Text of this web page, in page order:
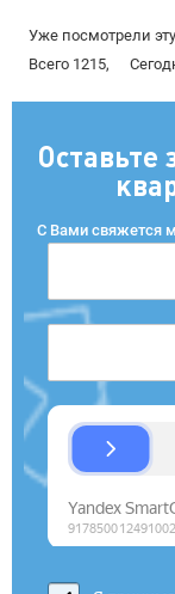
Уже посмотрели
Всего 1215,
Оставьте
С Вами свяжется